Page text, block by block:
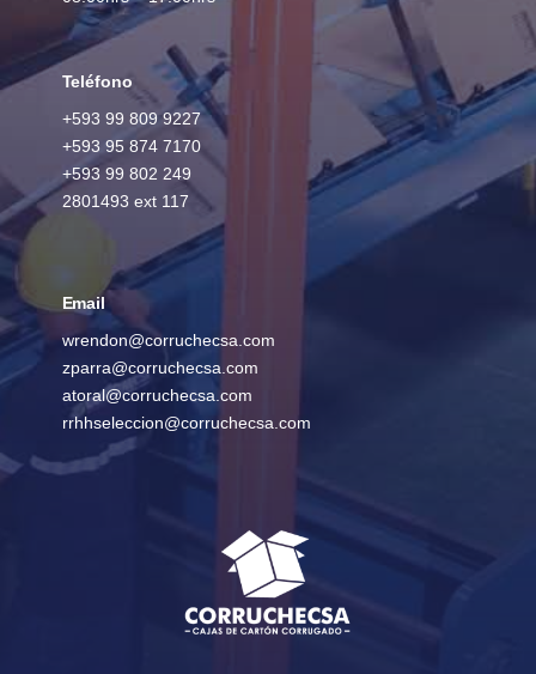
Teléfono
+593 99 809 9227
+593 95 874 7170
+593 99 802 249
2801493 ext 117
Email
wrendon@corruchecsa.com
zparra@corruchecsa.com
atoral@corruchecsa.com
rrhhseleccion@corruchecsa.com